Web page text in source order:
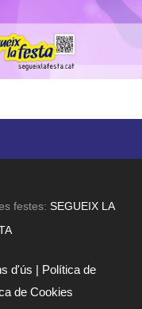
festes: SEGUEIX LA
d'ús | Política de
de Cookies